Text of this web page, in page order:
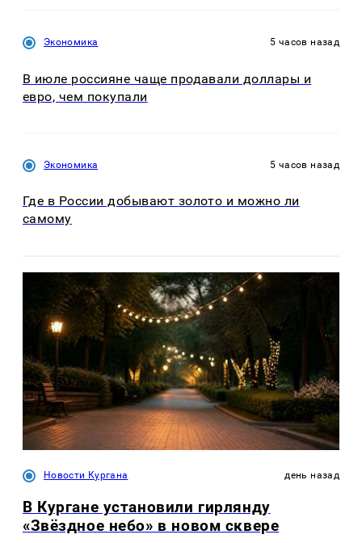
Экономика 5 часов назад
В июле россияне чаще продавали доллары и
евро, чем покупали
Экономика 5 часов назад
Где в России добывают золото и можно ли
самому
Новости Кургана день назад
В Кургане установили гирлянду
«Звёздное небо» в новом сквере